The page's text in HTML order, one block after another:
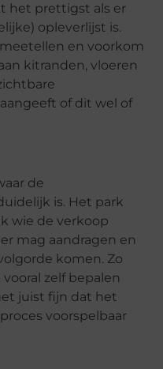
het prettigst als er
opleverlijst is.
en voorkom
kitranden, vloeren
of dit wel of
de
is. Het park
wie de verkoop
mag aandragen en
komen. Zo
zelf bepalen
juist fijn dat het
voorspelbaar